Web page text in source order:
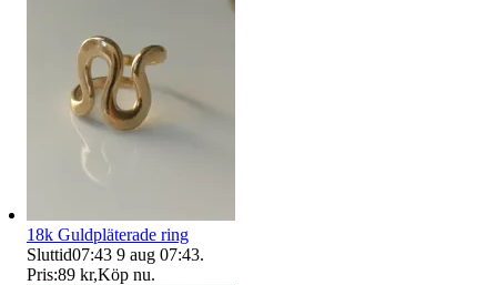
18k Guldpläterade ring
Sluttid07:43 9 aug 07:43.
Pris:89 kr,Köp nu.